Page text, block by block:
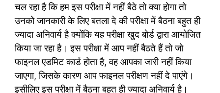
चल रहा है कि हम इस परीक्षा में नहीं बैठे तो क्या होगा तो
उनको जानकारी के लिए बतला दे की परीक्षा में बैठना बहुत ही
ज्यादा अनिवार्य है क्योंकि यह परीक्षा खुद बोर्ड द्वारा आयोजित
किया जा रहा है। इस परीक्षा में आप नहीं बैठते हैं तो जो
फाइनल एडमिट कार्ड होता है, वह आपका जारी नहीं किया
जाएगा, जिसके कारण आप फाइनल परीक्षण नहीं दे पाएंगे।
इसीलिए इस परीक्षा में बैठना बहुत ही ज्यादा अनिवार्य है।